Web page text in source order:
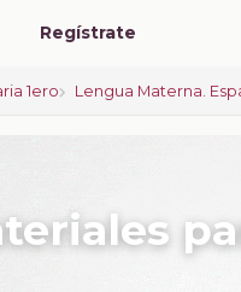
Regístrate
1ero Lengua Materna.